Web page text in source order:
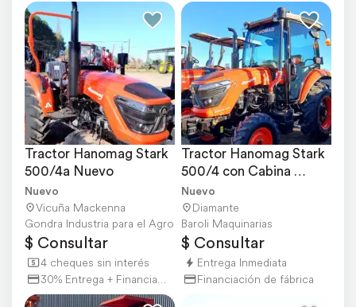
Tractor Hanomag Stark
500/4a Nuevo
Nuevo
Vicuña Mackenna
Gondra Industria para el Agro
$ Consultar
4 cheques sin interés
30% Entrega + Financiación
Tractor Hanomag Stark
500/4 con Cabina
C/aire
Nuevo
Diamante
Baroli Maquinarias
$ Consultar
Entrega Inmediata
Financiación de fábrica